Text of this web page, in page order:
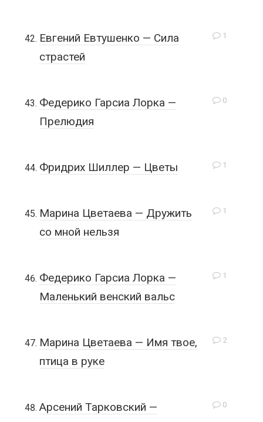
1
Евгений Евтушенко — Сила
страстей
0
Федерико Гарсиа Лорка —
Прелюдия
1
Фридрих Шиллер — Цветы
1
Марина Цветаева — Дружить
со мной нельзя
1
Федерико Гарсиа Лорка —
Маленький венский вальс
2
Марина Цветаева — Имя твое,
птица в руке
0
Арсений Тарковский —